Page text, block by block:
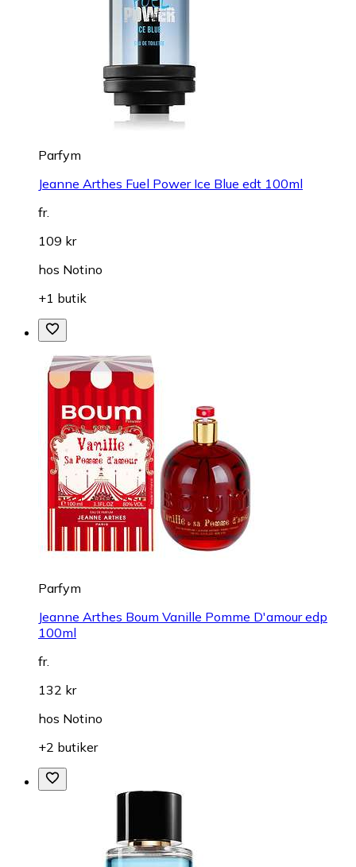
Parfym
Jeanne Arthes Fuel Power Ice Blue edt 100ml
fr.
109 kr
hos Notino
+1 butik
Parfym
Jeanne Arthes Boum Vanille Pomme D'amour edp
100ml
fr.
132 kr
hos Notino
+2 butiker